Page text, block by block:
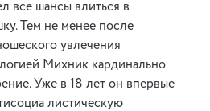
все шансы влиться в
Тем не менее после
увлечения
Михник кардинально
Уже в 18 лет он впервые
листическую